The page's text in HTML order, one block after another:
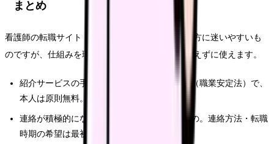
まとめ
看護師の転職サイト・紹介会社は数が多く、選び方に迷いやすいも
のですが、仕組みを理解すれば、必要以上に身構えずに使えます。
紹介サービスの手数料は採用側が払う仕組み（職業安定法）で、
本人は原則無料。
連絡が積極的になりやすいのは構造によるもの。連絡方法・転職
時期の希望は最初に伝える。